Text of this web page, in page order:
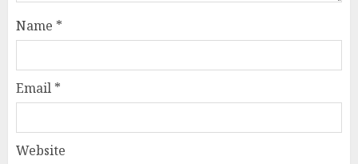
Name *
Email *
Website